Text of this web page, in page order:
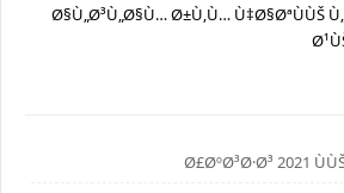
Ø§Ù„Ø³Ù„Ø§Ù… Ø±Ù‚Ù… Ù‡Ø§ØªÙÙŠ